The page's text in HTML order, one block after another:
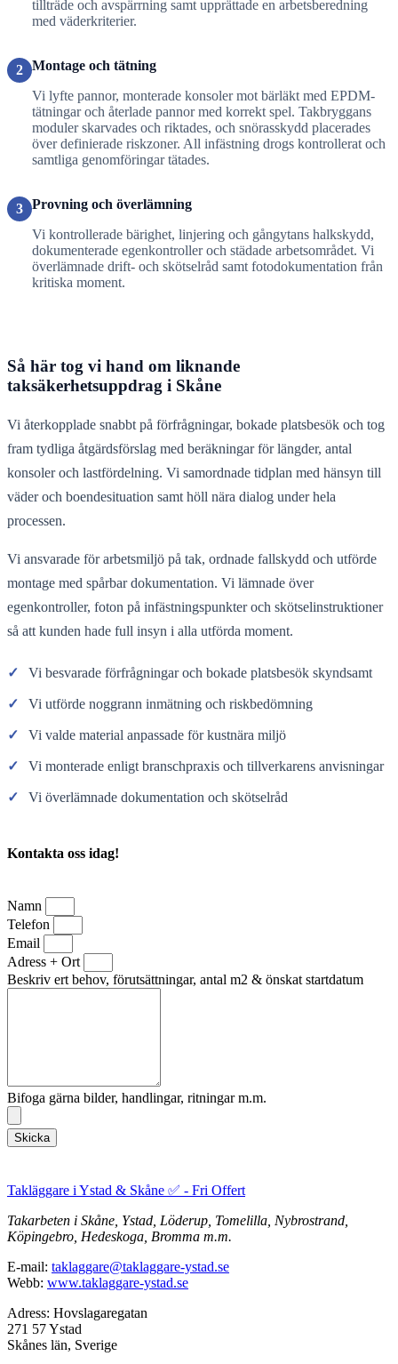
tillträde och avspärrning samt upprättade en arbetsberedning
med väderkriterier.
2 Montage och tätning
Vi lyfte pannor, monterade konsoler mot bärläkt med EPDM-
tätningar och återlade pannor med korrekt spel. Takbryggans
moduler skarvades och riktades, och snörasskydd placerades
över definierade riskzoner. All infästning drogs kontrollerat och
samtliga genomföringar tätades.
3 Provning och överlämning
Vi kontrollerade bärighet, linjering och gångytans halkskydd,
dokumenterade egenkontroller och städade arbetsområdet. Vi
överlämnade drift- och skötselråd samt fotodokumentation från
kritiska moment.
Så här tog vi hand om liknande
taksäkerhetsuppdrag i Skåne
Vi återkopplade snabbt på förfrågningar, bokade platsbesök och tog
fram tydliga åtgärdsförslag med beräkningar för längder, antal
konsoler och lastfördelning. Vi samordnade tidplan med hänsyn till
väder och boendesituation samt höll nära dialog under hela
processen.
Vi ansvarade för arbetsmiljö på tak, ordnade fallskydd och utförde
montage med spårbar dokumentation. Vi lämnade över
egenkontroller, foton på infästningspunkter och skötselinstruktioner
så att kunden hade full insyn i alla utförda moment.
✓ Vi besvarade förfrågningar och bokade platsbesök skyndsamt
✓ Vi utförde noggrann inmätning och riskbedömning
✓ Vi valde material anpassade för kustnära miljö
✓ Vi monterade enligt branschpraxis och tillverkarens anvisningar
✓ Vi överlämnade dokumentation och skötselråd
Kontakta oss idag!
Namn
Telefon
Email
Adress + Ort
Beskriv ert behov, förutsättningar, antal m2 & önskat startdatum
Bifoga gärna bilder, handlingar, ritningar m.m.
Skicka
Takläggare i Ystad & Skåne ✅ - Fri Offert
Takarbeten i Skåne, Ystad, Löderup, Tomelilla, Nybrostrand,
Köpingebro, Hedeskoga, Bromma m.m.
E-mail: taklaggare@taklaggare-ystad.se
Webb: www.taklaggare-ystad.se
Adress: Hovslagaregatan
271 57 Ystad
Skånes län, Sverige